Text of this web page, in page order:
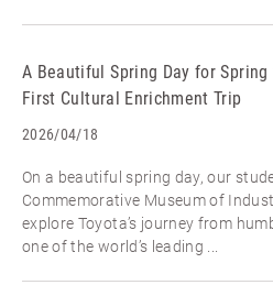
A Beautiful Spring Day for Spring
First Cultural Enrichment Trip
2026/04/18
On a beautiful spring day, our
Commemorative Museum of
explore Toyota’s journey from
one of the world’s leading ...